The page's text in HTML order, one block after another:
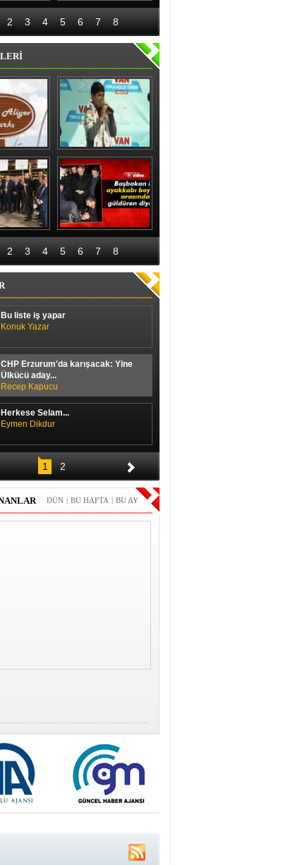
Akdağ
Palandöken İlçe
Başkanlığından 15
Temmuz kahraman
kadınlar sergisi
2 3 4 5 6 7 8
Parkı
Açıldı
Vanlı çocuk gülme
krizine soktu
hedefi
vurdu
Başbakan ile
ayakkabı boyacısı
arasında güldüren
diyalog
2 3 4 5 6 7 8
Bu liste iş yapar
Konuk Yazar
CHP Erzurum'da karışacak: Yine
Ülkücü aday...
Recep Kapucu
Herkese Selam...
Eymen Dikdur
Durmuş Duran
1 2
BU AY
|
BU HAFTA
|
DÜN